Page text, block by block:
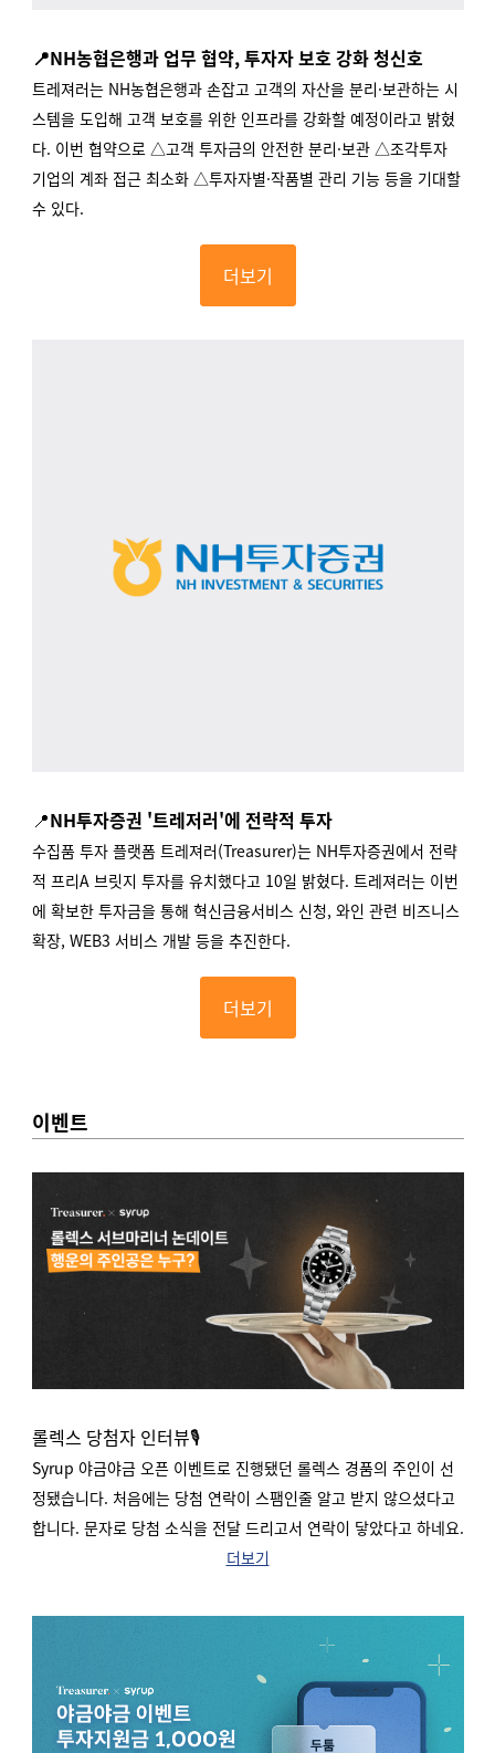
📍NH농협은행과 업무 협약, 투자자 보호 강화 청신호
트레져러는 NH농협은행과 손잡고 고객의 자산을 분리·보관하는 시
스템을 도입해 고객 보호를 위한 인프라를 강화할 예정이라고 밝혔
다. 이번 협약으로 △고객 투자금의 안전한 분리·보관 △조각투자
기업의 계좌 접근 최소화 △투자자별·작품별 관리 기능 등을 기대할
수 있다.
더보기
📍NH투자증권 '트레저러'에 전략적 투자
수집품 투자 플랫폼 트레져러(Treasurer)는 NH투자증권에서 전략
적 프리A 브릿지 투자를 유치했다고 10일 밝혔다. 트레져러는 이번
에 확보한 투자금을 통해 혁신금융서비스 신청, 와인 관련 비즈니스
확장, WEB3 서비스 개발 등을 추진한다.
더보기
이벤트
롤렉스 당첨자 인터뷰🎙️
Syrup 야금야금 오픈 이벤트로 진행됐던 롤렉스 경품의 주인이 선
정됐습니다. 처음에는 당첨 연락이 스팸인줄 알고 받지 않으셨다고
합니다. 문자로 당첨 소식을 전달 드리고서 연락이 닿았다고 하네요.
더보기